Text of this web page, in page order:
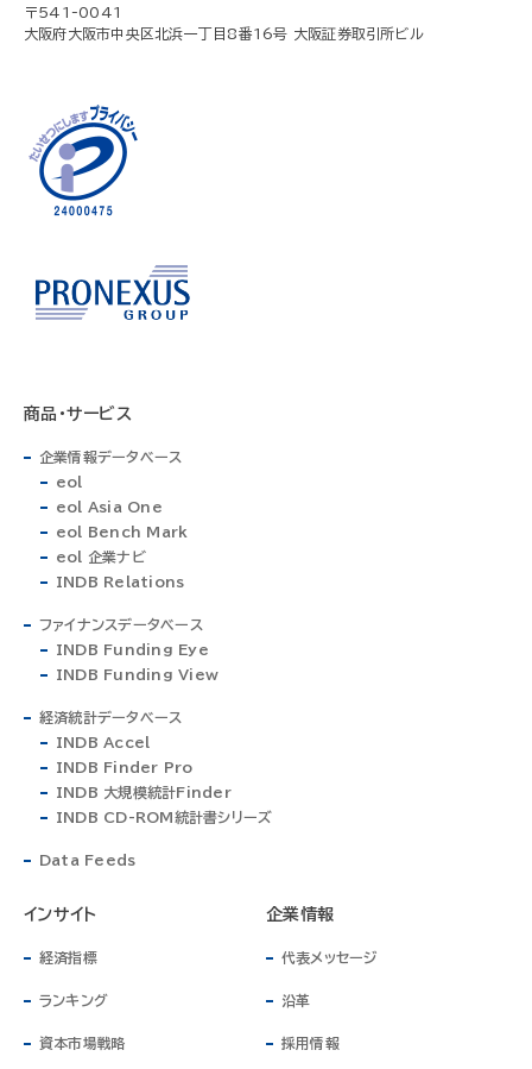
〒541-0041
大阪府大阪市中央区北浜一丁目8番16号 大阪証券取引所ビル
商品・サービス
企業情報データベース
eol
eol Asia One
eol Bench Mark
eol 企業ナビ
INDB Relations
ファイナンスデータベース
INDB Funding Eye
INDB Funding View
経済統計データベース
INDB Accel
INDB Finder Pro
INDB 大規模統計Finder
INDB CD-ROM統計書シリーズ
Data Feeds
インサイト
経済指標
ランキング
資本市場戦略
企業情報
代表メッセージ
沿革
採用情報